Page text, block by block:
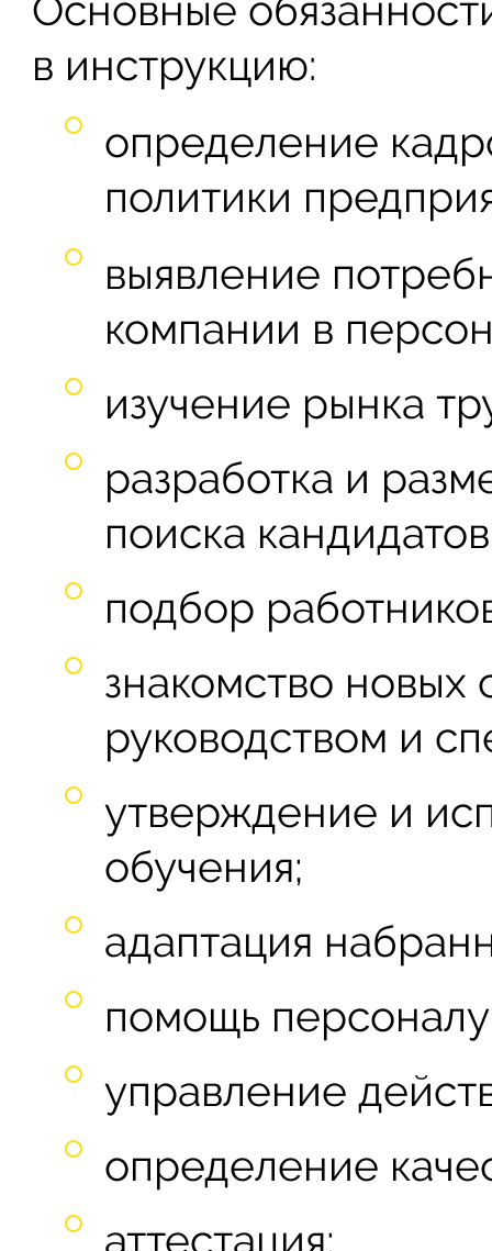
в инструкцию:
определение
политики
выявление
компании в
изучение рынка
разработка и
поиска
подбор
знакомство новых
руководством и
утверждение и
обучения;
адаптация
помощь
управление
определение
аттестация;